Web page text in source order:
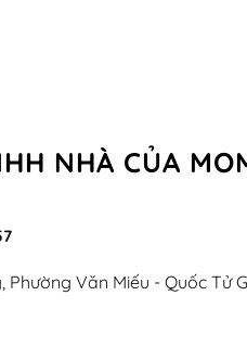
NHÀ CỦA
Phường Văn Miếu - Quốc Tử